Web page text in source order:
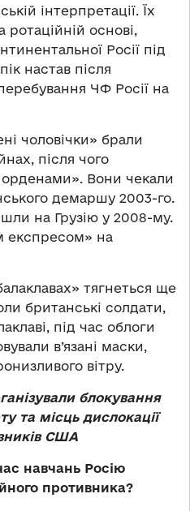
інтерпретації. Їх
ротаційній основі,
Росії під
настав після
ЧФ Росії на
чоловічки» брали
після чого
Вони чекали
демаршу 2003-го.
на Грузію у 2008-му.
експресом» на
тягнеться ще
британські солдати,
під час облоги
в’язані маски,
вітру.
блокування
та місць дислокації
США
навчань Росію
противника?